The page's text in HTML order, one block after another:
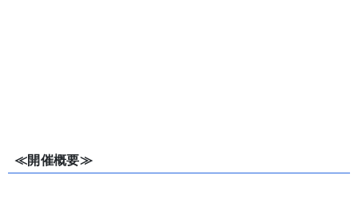
≪開催概要≫